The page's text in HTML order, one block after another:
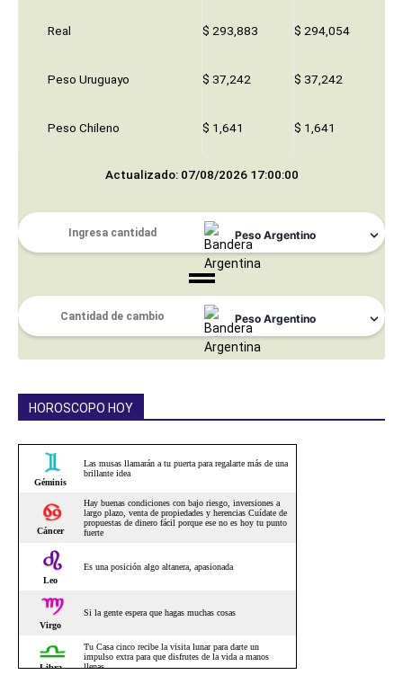
Real $ 293,883 $ 294,054
Peso Uruguayo $ 37,242 $ 37,242
Peso Chileno $ 1,641 $ 1,641
Actualizado: 07/08/2026 17:00:00
HOROSCOPO HOY